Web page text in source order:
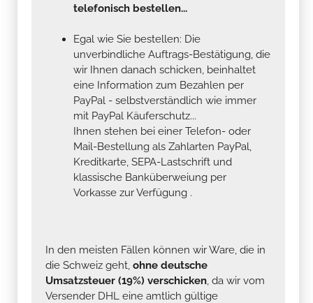
telefonisch bestellen...
Egal wie Sie bestellen: Die
unverbindliche Auftrags-Bestätigung, die
wir Ihnen danach schicken, beinhaltet
eine Information zum Bezahlen per
PayPal - selbstverständlich wie immer
mit PayPal Käuferschutz...
Ihnen stehen bei einer Telefon- oder
Mail-Bestellung als Zahlarten PayPal,
Kreditkarte, SEPA-Lastschrift und
klassische Banküberweiung per
Vorkasse zur Verfügung .
In den meisten Fällen können wir Ware, die in
die Schweiz geht, ohne deutsche
Umsatzsteuer (19%) verschicken, da wir vom
Versender DHL eine amtlich gültige